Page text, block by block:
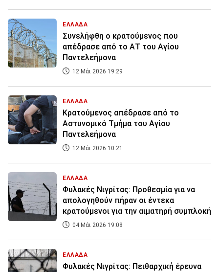
ΕΛΛΑΔΑ
Συνελήφθη ο κρατούμενος που
απέδρασε από το ΑΤ του Αγίου
Παντελεήμονα
12 Μάι 2026 19:29
ΕΛΛΑΔΑ
Κρατούμενος απέδρασε από το
Αστυνομικό Τμήμα του Αγίου
Παντελεήμονα
12 Μάι 2026 10:21
ΕΛΛΑΔΑ
Φυλακές Νιγρίτας: Προθεσμία για να
απολογηθούν πήραν οι έντεκα
κρατούμενοι για την αιματηρή συμπλοκή
04 Μάι 2026 19:08
ΕΛΛΑΔΑ
Φυλακές Νιγρίτας: Πειθαρχική έρευνα